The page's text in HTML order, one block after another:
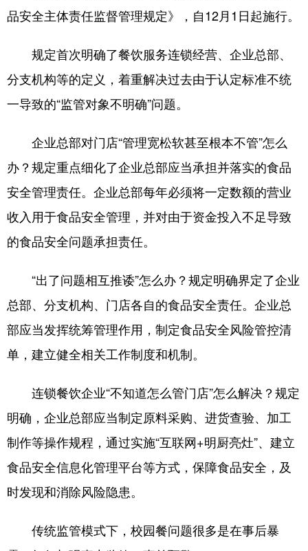
品安全主体责任监督管理规定》，自12月1日起施行。
规定首次明确了餐饮服务连锁经营、企业总部、
分支机构等的定义，着重解决过去由于认定标准不统
一导致的“监管对象不明确”问题。
企业总部对门店“管理宽松软甚至根本不管”怎么
办？规定重点细化了企业总部应当承担并落实的食品
安全管理责任。企业总部每年必须将一定数额的营业
收入用于食品安全管理，并对由于资金投入不足导致
的食品安全问题承担责任。
“出了问题相互推诿”怎么办？规定明确界定了企业
总部、分支机构、门店各自的食品安全责任。企业总
部应当发挥统筹管理作用，制定食品安全风险管控清
单，建立健全相关工作制度和机制。
连锁餐饮企业“不知道怎么管门店”怎么解决？规定
明确，企业总部应当制定原料采购、进货查验、加工
制作等操作规程，通过实施“互联网+明厨亮灶”、建立
食品安全信息化管理平台等方式，保障食品安全，及
时发现和消除风险隐患。
传统监管模式下，校园餐问题很多是在事后暴